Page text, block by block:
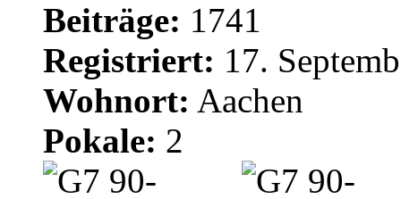
Beiträge: 1741
Registriert: 17.
Wohnort: Aachen
Pokale: 2